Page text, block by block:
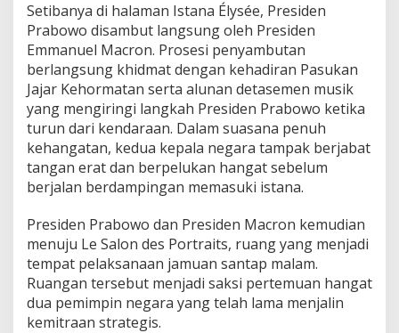
Setibanya di halaman Istana Élysée, Presiden
Prabowo disambut langsung oleh Presiden
Emmanuel Macron. Prosesi penyambutan
berlangsung khidmat dengan kehadiran Pasukan
Jajar Kehormatan serta alunan detasemen musik
yang mengiringi langkah Presiden Prabowo ketika
turun dari kendaraan. Dalam suasana penuh
kehangatan, kedua kepala negara tampak berjabat
tangan erat dan berpelukan hangat sebelum
berjalan berdampingan memasuki istana.
Presiden Prabowo dan Presiden Macron kemudian
menuju Le Salon des Portraits, ruang yang menjadi
tempat pelaksanaan jamuan santap malam.
Ruangan tersebut menjadi saksi pertemuan hangat
dua pemimpin negara yang telah lama menjalin
kemitraan strategis.